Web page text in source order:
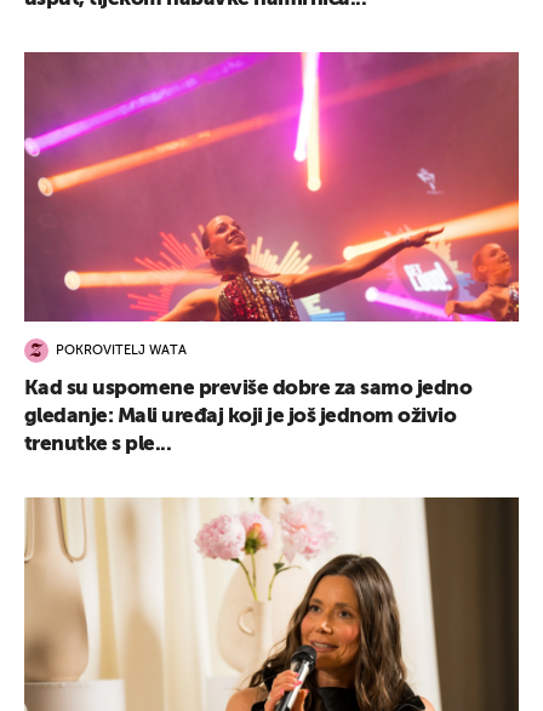
POKROVITELJ WATA
Kad su uspomene previše dobre za samo jedno
gledanje: Mali uređaj koji je još jednom oživio
trenutke s ple...